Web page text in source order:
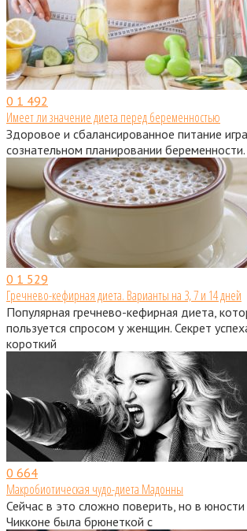
0 1 492
Имеет ли значение диета перед беременностью
Здоровое и сбалансированное питание
сознательном планировании
0 1 529
Гречнево-кефирная диета. Варианты на 3, 7 и 14 дней
Популярная гречнево-кефирная диета,
пользуется спросом у женщин. Секрет
короткий
0 664
Макробиотическая чудо-диета Мадонны
Сейчас в это сложно поверить, но в
Чикконе была брюнеткой с